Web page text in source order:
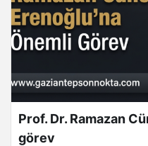
Prof. Dr. Ramazan
görev